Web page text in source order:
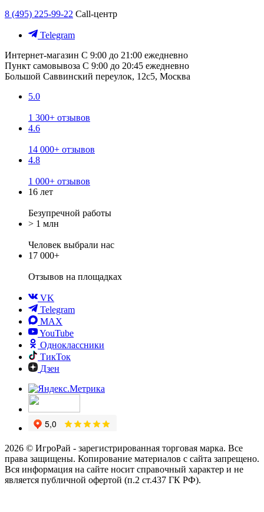
8 (495) 225-99-22 Call-центр
Telegram
Интернет-магазин С 9:00 до 21:00 ежедневно
Пункт самовывоза С 9:00 до 20:45 ежедневно
Большой Саввинский переулок, 12с5, Москва
5.0
1 300+ отзывов
4.6
14 000+ отзывов
4.8
1 000+ отзывов
16 лет
Безупречной работы
> 1 млн
Человек выбрали нас
17 000+
Отзывов на площадках
VK
Telegram
MAX
YouTube
Одноклассники
ТикТок
Дзен
2026 © ИгроРай - зарегистрированная торговая марка. Все
права защищены. Копирование материалов с сайта запрещено.
Вся информация на сайте носит справочный характер и не
является публичной офертой (п.2 ст.437 ГК РФ).